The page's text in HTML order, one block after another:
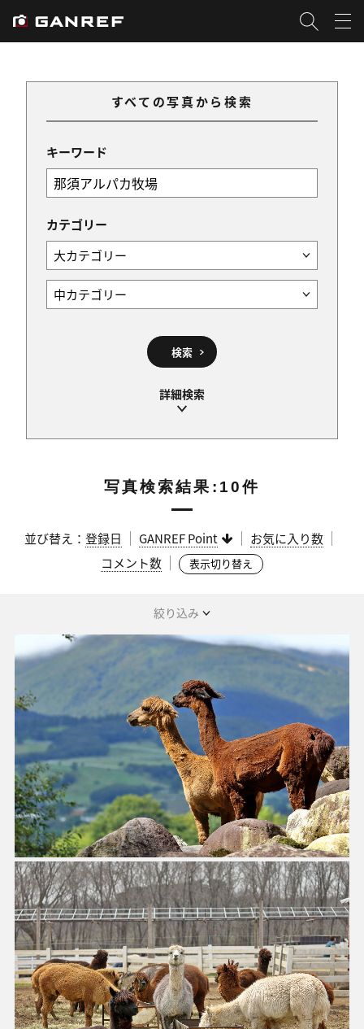
すべての写真から検索
キーワード
カテゴリー
検索
写真検索結果:10件
並び替え： 登録日 GANREF Point
お気に入り数
コメント数
表示切り替え
絞り込み